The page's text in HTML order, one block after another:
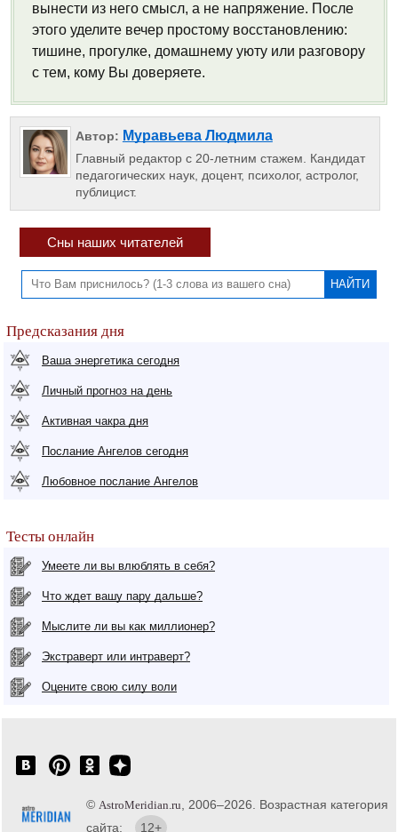
вынести из него смысл, а не напряжение. После
этого уделите вечер простому восстановлению:
тишине, прогулке, домашнему уюту или разговору
с тем, кому Вы доверяете.
Автор: Муравьева Людмила
Главный редактор с 20-летним стажем. Кандидат
педагогических наук, доцент, психолог, астролог,
публицист.
Сны наших читателей
Предсказания дня
Ваша энергетика сегодня
Личный прогноз на день
Активная чакра дня
Послание Ангелов сегодня
Любовное послание Ангелов
Тесты онлайн
Умеете ли вы влюблять в себя?
Что ждет вашу пару дальше?
Мыслите ли вы как миллионер?
Экстраверт или интраверт?
Оцените свою силу воли
© AstroMeridian.ru , 2006–2026. Возрастная категория
сайта:
12+